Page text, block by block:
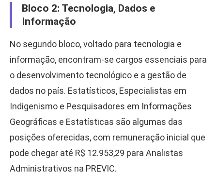
Bloco 2: Tecnologia, Dados e
Informação
No segundo bloco, voltado para tecnologia e
informação, encontram-se cargos essenciais para
o desenvolvimento tecnológico e a gestão de
dados no país. Estatísticos, Especialistas em
Indigenismo e Pesquisadores em Informações
Geográficas e Estatísticas são algumas das
posições oferecidas, com remuneração inicial que
pode chegar até R$ 12.953,29 para Analistas
Administrativos na PREVIC.